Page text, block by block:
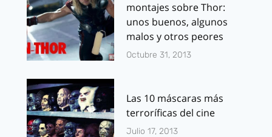
montajes sobre Thor:
unos buenos, algunos
malos y otros peores
Octubre 31, 2013
Las 10 máscaras más
terroríficas del cine
Julio 17, 2013